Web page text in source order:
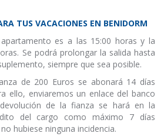
TUS VACACIONES EN BENIDORM
es a las 15:00 horas y la
Se podrá prolongar la salida hasta
siempre que sea posible.
de 200 Euros se abonará 14 días
ello, enviaremos un enlace del banco
devolución de la fianza se hará en la
del cargo como máximo 7 días
hubiese ninguna incidencia.